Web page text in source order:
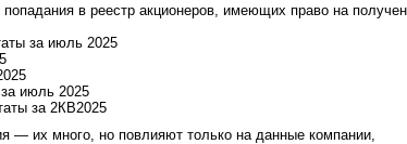
в реестр акционеров, имеющих право на
за июль 2025
июль 2025
за 2КВ2025
— их много, но повлияют только на данные компании,